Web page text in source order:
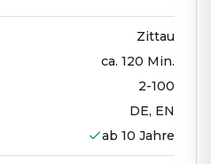
Zittau
ca. 120 Min.
2-100
DE, EN
ab 10 Jahre